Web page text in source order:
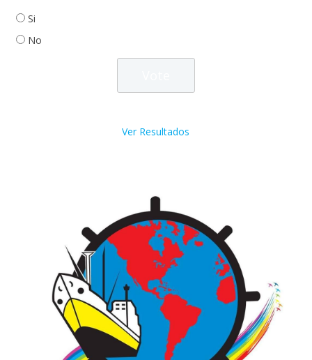
Si
No
Ver Resultados